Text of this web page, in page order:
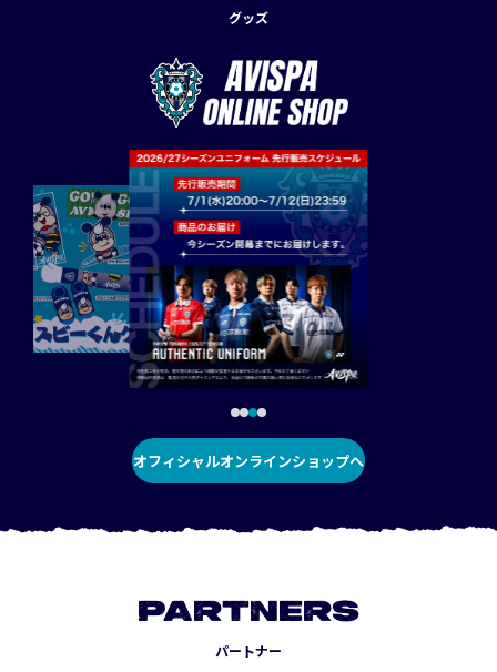
グッズ
オフィシャルオンラインショップへ
PARTNERS
パートナー